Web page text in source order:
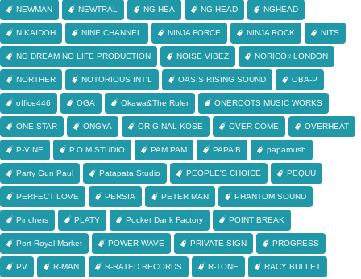
NEWMAN NEWTRAL NG HEA NG HEAD NGHEAD
NIKAIDOH NINE CHANNEL NINJA FORCE NINJA ROCK NITS
NO DREAM NO LIFE PRODUCTION NOISE VIBEZ NORICO♀LONDON
NORTHER NOTORIOUS INT'L OASIS RISING SOUND OBA-P
office446 OGA Okawa&The Ruler ONEROOTS MUSIC WORKS
ONE STAR ONGYA ORIGINAL KOSE OVER COME OVERHEAT
P-VINE P.O.M STUDIO PAM PAM PAPA B papamush
Party Gun Paul Patapata Studio PEOPLE'S CHOICE PEQUU
PERFECT LOVE PERSIA PETER MAN PHANTOM SOUND
Pinchers PLATY Pocket Dank Factory POINT BREAK
Port Royal Market POWER WAVE PRIVATE SIGN PROGRESS
PV R-MAN R-RATED RECORDS R-TONE RACY BULLET